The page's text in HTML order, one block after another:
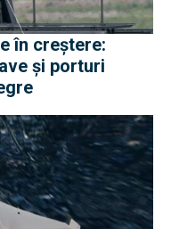
în creștere:
și porturi